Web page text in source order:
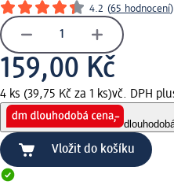
4.2 (65 hodnocení)
159,00 Kč
4 ks (39,75 Kč za 1 ks)vč. DPH
Vložit do košíku